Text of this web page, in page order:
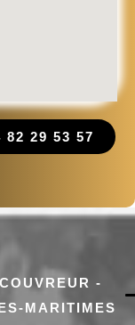
82 29 53 57
-
MARITIMES